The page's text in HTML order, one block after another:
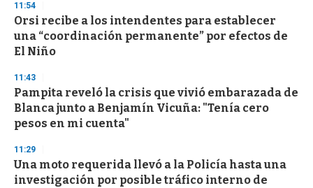
11:54
Orsi recibe a los intendentes para establecer
una “coordinación permanente” por efectos de
El Niño
11:43
Pampita reveló la crisis que vivió embarazada de
Blanca junto a Benjamín Vicuña: "Tenía cero
pesos en mi cuenta"
11:29
Una moto requerida llevó a la Policía hasta una
investigación por posible tráfico interno de